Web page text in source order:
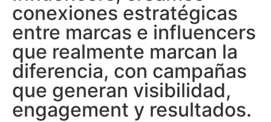
conexiones estratégicas
entre marcas e influencers
que realmente marcan la
diferencia, con campañas
que generan visibilidad,
engagement y resultados.